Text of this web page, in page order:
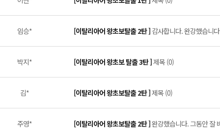
임승* [이탈리아어 왕초보탈출 2탄 ] 감사합니다. 완강했습니
박지* [이탈리아어 왕초보 탈출 3탄 ]제목 (0)
김* [이탈리아어 왕초보탈출 2탄 ]제목 (0)
주영* [이탈리아어 왕초보탈출 2탄 ]완강했습니다. 그동안 잘